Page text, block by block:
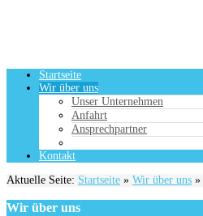
Startseite
Wir über uns
Unser Unternehmen
Anfahrt
Ansprechpartner
Kontakt
Aktuelle Seite: Startseite » Wir über uns »
Wir über uns